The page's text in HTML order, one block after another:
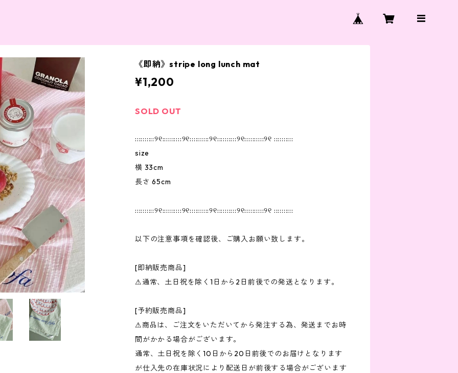
《即納》stripe long lunch mat
¥1,200
SOLD OUT
::::::::::୨୧::::::::::୨୧::::::::::୨୧::::::::::୨୧::::::::::୨୧ ::::::::::
size
横 33cm
長さ 65cm
::::::::::୨୧::::::::::୨୧::::::::::୨୧::::::::::୨୧::::::::::୨୧ ::::::::::
以下の注意事項を確認後、ご購入お願い致します。
[即納販売商品]
⚠︎通常、土日祝を除く1日から2日前後での発送となります。
[予約販売商品]
⚠︎商品は、ご注文をいただいてから発注する為、発送までお時
間がかかる場合がございます。
通常、土日祝を除く10日から20日前後でのお届けとなります
が仕入先の在庫状況により配送日が前後する場合がございます